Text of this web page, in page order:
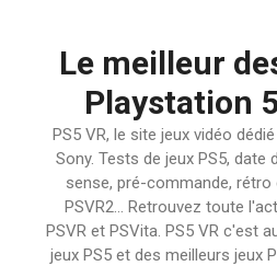
Le meilleur
Playstation
PS5 VR, le site jeux vidéo
Sony. Tests de jeux PS5, date
sense, pré-commande, rétro
PSVR2… Retrouvez toute
PSVR et PSVita. PS5 VR c'est
jeux PS5 et des meilleurs jeux